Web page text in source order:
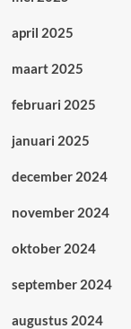
april 2025
maart 2025
februari 2025
januari 2025
december 2024
november 2024
oktober 2024
september 2024
augustus 2024